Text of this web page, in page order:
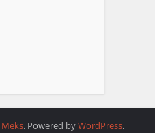
Meks. Powered byWordPress.